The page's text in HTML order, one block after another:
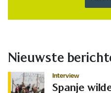
Nieuwste
Interview
Spanje